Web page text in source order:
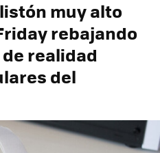
muy alto
rebajando
realidad
del